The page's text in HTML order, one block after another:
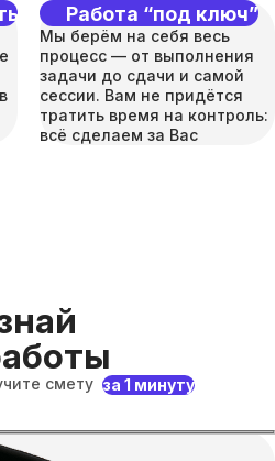
Работа “под ключ”
Мы берём на себя весь
процесс — от выполнения
задачи до сдачи и самой
сессии. Вам не придётся
тратить время на контроль:
всё сделаем за Вас
смету за 1 минуту